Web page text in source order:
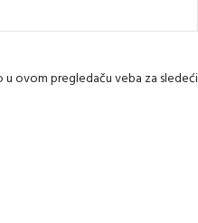
ovom pregledaču veba za sledeći